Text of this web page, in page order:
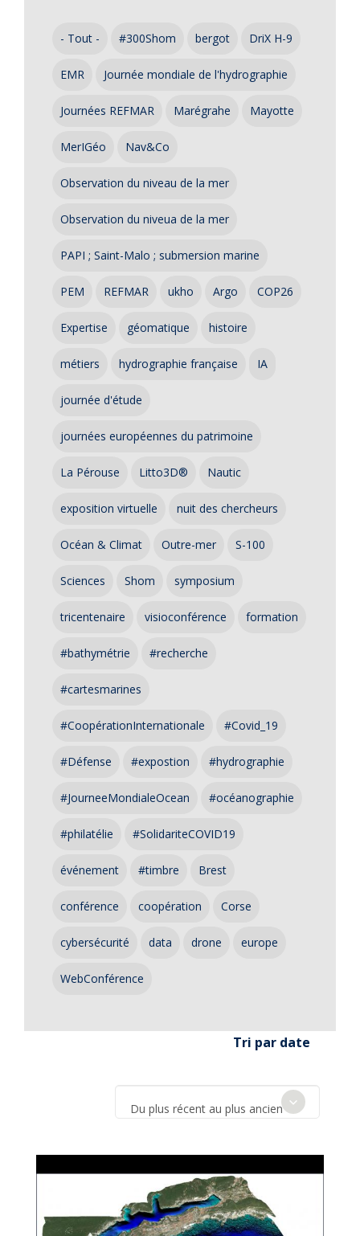
- Tout - #300Shom bergot DriX H-9
EMR Journée mondiale de l'hydrographie
Journées REFMAR Marégrahe Mayotte
MerIGéo Nav&Co
Observation du niveau de la mer
Observation du niveua de la mer
PAPI ; Saint-Malo ; submersion marine
PEM REFMAR ukho Argo COP26
Expertise géomatique histoire
métiers hydrographie française IA
journée d'étude
journées européennes du patrimoine
La Pérouse Litto3D® Nautic
exposition virtuelle nuit des chercheurs
Océan & Climat Outre-mer S-100
Sciences Shom symposium
tricentenaire visioconférence formation
#bathymétrie #recherche
#cartesmarines
#CoopérationInternationale #Covid_19
#Défense #expostion #hydrographie
#JourneeMondialeOcean #océanographie
#philatélie #SolidariteCOVID19
événement #timbre Brest
conférence coopération Corse
cybersécurité data drone europe
WebConférence
Tri par date
Du plus récent au plus ancien